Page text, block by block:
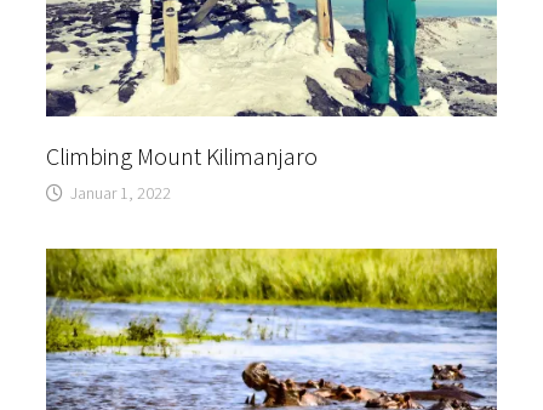
Climbing Mount Kilimanjaro
Januar 1, 2022